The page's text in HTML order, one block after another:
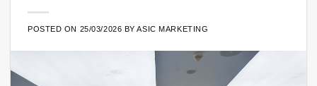
POSTED ON 25/03/2026 BYASIC MARKETING